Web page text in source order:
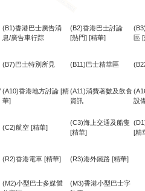
(B1)香港巴士廣告消
息/廣告車行踪
(B2)香港巴士討論
[熱門] [精華]
區 [
(B7)巴士特別所見 (B11)巴士精華區
(A10)香港地方討論 [精
華]
(A11)消費著數及飲食
資訊
設
(C2)航空 [精華]
(C3)海上交通及船隻
[精華]
[精
(R2)香港電車 [精華] (R3)港外鐵路 [精華]
(M2)小型巴士多媒體
(M3)香港小型巴士字